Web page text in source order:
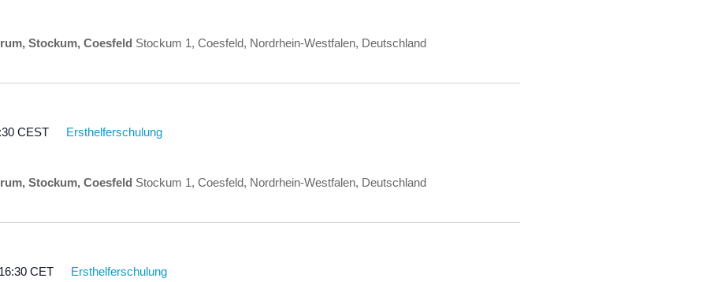
Stockum, Coesfeld Stockum 1, Coesfeld, Nordrhein-Westfalen, Deutschland
CEST Ersthelferschulung
Stockum, Coesfeld Stockum 1, Coesfeld, Nordrhein-Westfalen, Deutschland
16:30 CET Ersthelferschulung